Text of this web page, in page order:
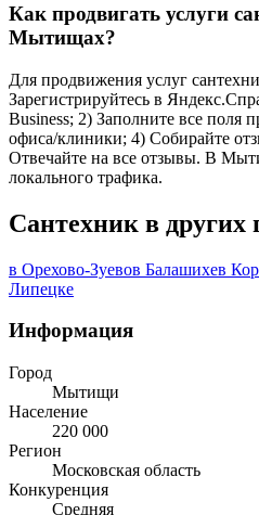
Как продвигать услуги
Мытищах?
Для продвижения услуг
Зарегистрируйтесь в
Business; 2) Заполните все поля
офиса/клиники; 4) Собирайте
Отвечайте на все отзывы. В
локального трафика.
Сантехник в других
в Орехово-Зуевов Балашихев
Липецке
Информация
Город
Мытищи
Население
220 000
Регион
Московская область
Конкуренция
Средняя